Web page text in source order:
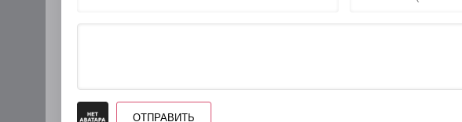
ОТПРАВИТЬ